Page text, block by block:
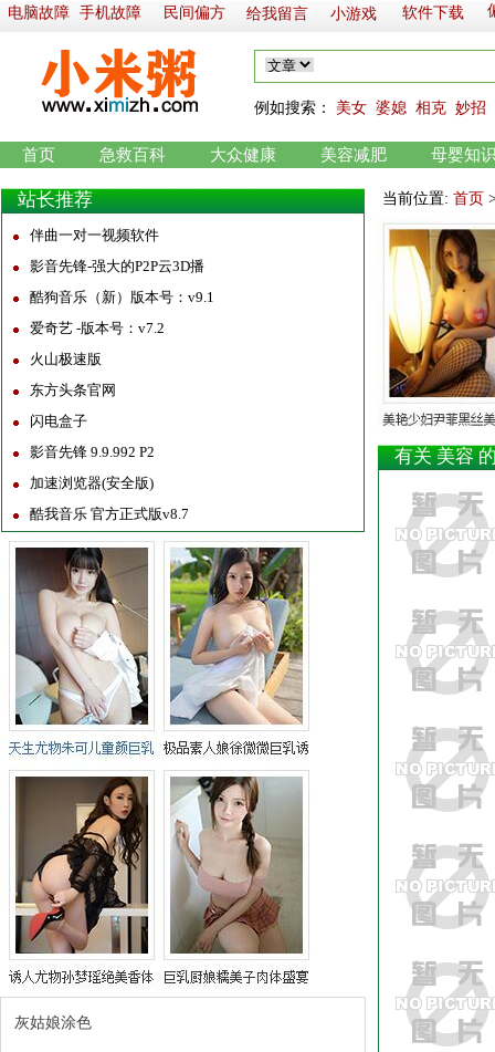
首页 急救百科 大众健康 美容减肥 母婴知
软件下载
小游戏
手机故障 民间偏方 给我留言
例如搜索： 美女 婆媳 相克 妙招
电脑故障
站长推荐
伴曲一对一视频软件
影音先锋-强大的P2P云3D播
酷狗音乐（新）版本号：v9.1
爱奇艺 -版本号：v7.2
火山极速版
东方头条官网
闪电盒子
影音先锋 9.9.992 P2
加速浏览器(安全版)
酷我音乐 官方正式版v8.7
灰姑娘涂色
当前位置: 首页
有关 美容